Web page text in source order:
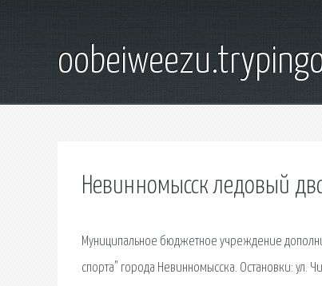
Невинномысск ледовый
Муниципальное бюджетное учреждение
спорта" города Невинномысска. Остановки: